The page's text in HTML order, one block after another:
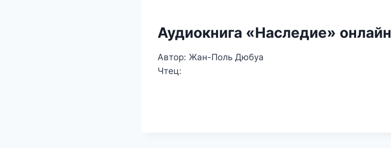
Аудиокнига «Наследие» онлайн
Автор: Жан-Поль Дюбуа
Чтец: